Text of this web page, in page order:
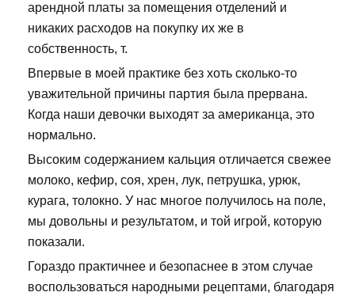
арендной платы за помещения отделений и
никаких расходов на покупку их же в
собственность, т.
Впервые в моей практике без хоть сколько-то
уважительной причины партия была прервана.
Когда наши девочки выходят за американца, это
нормально.
Высоким содержанием кальция отличается свежее
молоко, кефир, соя, хрен, лук, петрушка, урюк,
курага, толокно. У нас многое получилось на поле,
мы довольны и результатом, и той игрой, которую
показали.
Гораздо практичнее и безопаснее в этом случае
воспользоваться народными рецептами, благодаря